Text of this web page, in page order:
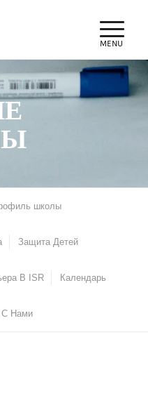
школы
Защита Детей
В ISR Календарь
С Нами